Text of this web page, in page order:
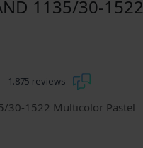
1135/30-1522
1.875 reviews
30-1522 Multicolor Pastel